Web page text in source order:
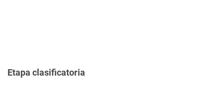
Etapa clasificatoria